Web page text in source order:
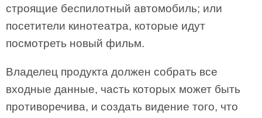
строящие беспилотный автомобиль; или
посетители кинотеатра, которые идут
посмотреть новый фильм.
Владелец продукта должен собрать все
входные данные, часть которых может быть
противоречива, и создать видение того, что